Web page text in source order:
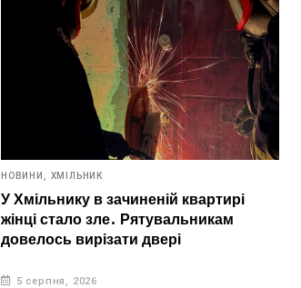
НОВИНИ, ХМІЛЬНИК
У Хмільнику в зачиненій квартирі
жінці стало зле. Рятувальникам
довелось вирізати двері
5 серпня, 2026